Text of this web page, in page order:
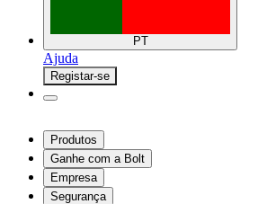
PT
Ajuda
Registar-se
Produtos
Ganhe com a Bolt
Empresa
Segurança